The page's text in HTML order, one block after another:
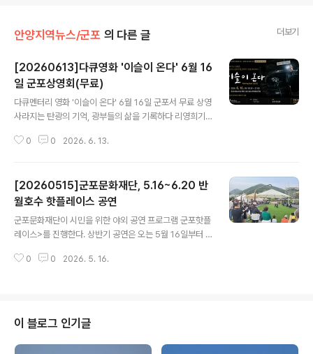
안양지역뉴스/군포 의 다른 글 더보기
[20260613]다큐영화 '이슬이 온다' 6월 16
일 군포상영회(무료)
다큐멘터리 영화 '이슬이 온다' 6월 16일 군포서 무료 상영
사라지는 탄광의 기억, 광부들의 삶을 기록하다 리영희기
시청소년수련관 4층 청소년어울림극장에서 장편 다큐멘터
영지원사업의 일환으로 마련됐으며, 군포시민신문이 협력
기관으로 참여한다. 관람은 무료이며 사전신청(010 3111
2710)과 선착순 50명 입장이다. 상영 후에는 감독과 관객
의 대화(GV)도 진행될 예정이다. 영화 '이슬이 온다'는 다
큐멘터리 감독인 주로미 감독과 김태일 감독이 공동 연출
한 작품으로, 폐광을 앞둔 강원도 태백 장성광업소의 마지
0 0 2026. 6. 13.
[20260515]군포문화재단, 5.16~6.20 반
월호수 핫플레이스 공연
군포문화재단이 시민을 위한 야외 공연 프로그램 군포핫플
레이스>를 진행한다. 상반기 공연은 오는 5월 16일부터 6
공원 야외무대에서 열린다. 반월호수공원은 군포 시민들에
순간을 시민과 함께 나누는 공연 프로그램이다. 이 프로그
램은 청년 중심의 공연예술가들에게 실제 무대에 설 기회
를 제공하고, 시민들에게는 가까운 생활권 안에서 문화예
0 0 2026. 5. 16.
이 블로그 인기글